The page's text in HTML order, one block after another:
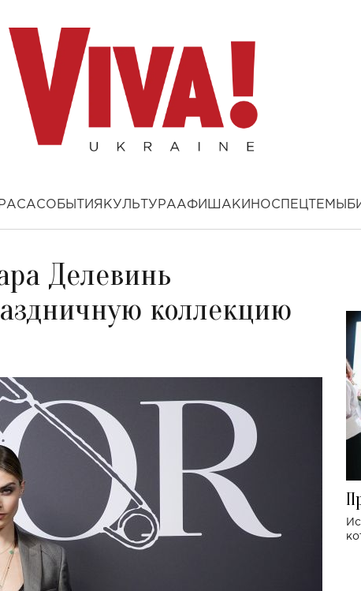
СОБЫТИЯ КУЛЬТУРААФИША КИНОСПЕЦТЕМЫ
Делевинь
коллекцию